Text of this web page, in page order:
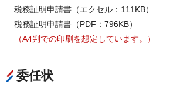
税務証明申請書（エクセル：111KB）
税務証明申請書（PDF：796KB）
（A4判での印刷を想定しています。）
委任状